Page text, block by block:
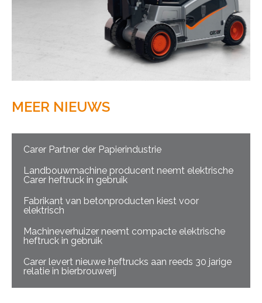
MEER NIEUWS
Carer Partner der Papierindustrie
Landbouwmachine producent neemt elektrische
Carer heftruck in gebruik
Fabrikant van betonproducten kiest voor
elektrisch
Machineverhuizer neemt compacte elektrische
heftruck in gebruik
Carer levert nieuwe heftrucks aan reeds 30 jarige
relatie in bierbrouwerij